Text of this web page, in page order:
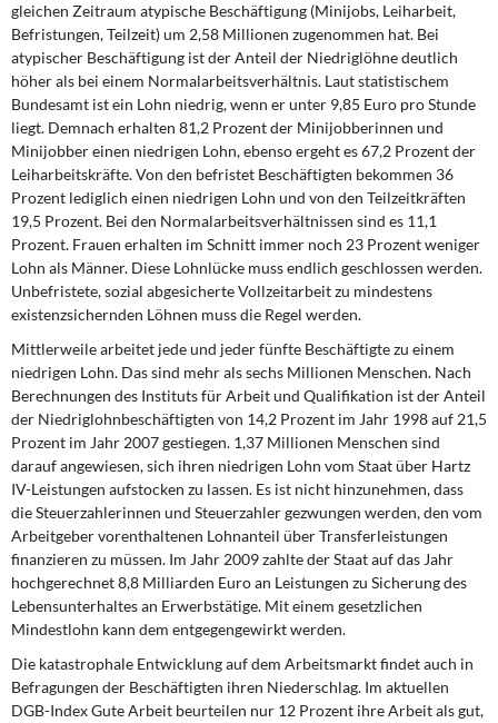
gleichen Zeitraum atypische Beschäftigung (Minijobs, Leiharbeit,
Befristungen, Teilzeit) um 2,58 Millionen zugenommen hat. Bei
atypischer Beschäftigung ist der Anteil der Niedriglöhne deutlich
höher als bei einem Normalarbeitsverhältnis. Laut statistischem
Bundesamt ist ein Lohn niedrig, wenn er unter 9,85 Euro pro Stunde
liegt. Demnach erhalten 81,2 Prozent der Minijobberinnen und
Minijobber einen niedrigen Lohn, ebenso ergeht es 67,2 Prozent der
Leiharbeitskräfte. Von den befristet Beschäftigten bekommen 36
Prozent lediglich einen niedrigen Lohn und von den Teilzeitkräften
19,5 Prozent. Bei den Normalarbeitsverhältnissen sind es 11,1
Prozent. Frauen erhalten im Schnitt immer noch 23 Prozent weniger
Lohn als Männer. Diese Lohnlücke muss endlich geschlossen werden.
Unbefristete, sozial abgesicherte Vollzeitarbeit zu mindestens
existenzsichernden Löhnen muss die Regel werden.
Mittlerweile arbeitet jede und jeder fünfte Beschäftigte zu einem
niedrigen Lohn. Das sind mehr als sechs Millionen Menschen. Nach
Berechnungen des Instituts für Arbeit und Qualifikation ist der Anteil
der Niedriglohnbeschäftigten von 14,2 Prozent im Jahr 1998 auf 21,5
Prozent im Jahr 2007 gestiegen. 1,37 Millionen Menschen sind
darauf angewiesen, sich ihren niedrigen Lohn vom Staat über Hartz
IV-Leistungen aufstocken zu lassen. Es ist nicht hinzunehmen, dass
die Steuerzahlerinnen und Steuerzahler gezwungen werden, den vom
Arbeitgeber vorenthaltenen Lohnanteil über Transferleistungen
finanzieren zu müssen. Im Jahr 2009 zahlte der Staat auf das Jahr
hochgerechnet 8,8 Milliarden Euro an Leistungen zu Sicherung des
Lebensunterhaltes an Erwerbstätige. Mit einem gesetzlichen
Mindestlohn kann dem entgegengewirkt werden.
Die katastrophale Entwicklung auf dem Arbeitsmarkt findet auch in
Befragungen der Beschäftigten ihren Niederschlag. Im aktuellen
DGB-Index Gute Arbeit beurteilen nur 12 Prozent ihre Arbeit als gut,